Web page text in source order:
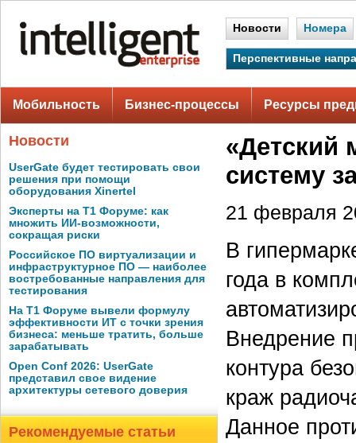
Новости Номера
Перспективные
Мобильность Бизнес-процессы Ресурсы
Новости
UserGate будет тестировать свои
решения при помощи
оборудования Xinertel
Эксперты на Т1 Форуме: как
множить ИИ-возможности,
сокращая риски
Российское ПО виртуализации и
инфраструктурное ПО — наиболее
востребованные направления для
тестирования
На Т1 Форуме вывели формулу
эффективности ИТ с точки зрения
бизнеса: меньше тратить, больше
зарабатывать
Open Conf 2026: UserGate
представил свое видение
архитектуры сетевого доверия
Рекомендуемые статьи
«Детский
систему
21 февраля
В
года в
Внедрение
контура
краж
Данное